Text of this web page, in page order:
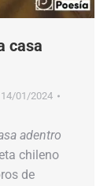
casa
14/01/2024
adentro
chileno
de